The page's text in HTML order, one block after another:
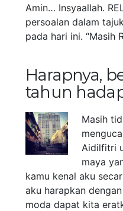
Amin… Insyaallah.
persoalan dalam
pada hari ini. “Masih
Harapnya,
tahun
Masih
Aidilfitri
maya
kamu kenal aku
aku harapkan
moda dapat kita